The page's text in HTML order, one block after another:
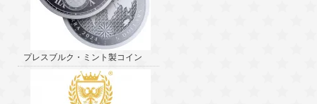
プレスブルク・ミント製コイン